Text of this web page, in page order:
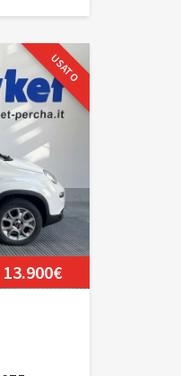
USATO
13.900€